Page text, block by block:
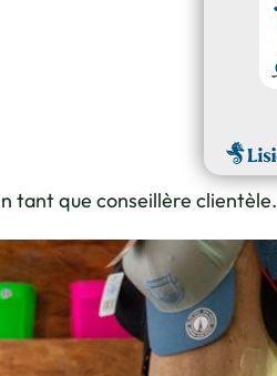
tant que conseillère clientèle.